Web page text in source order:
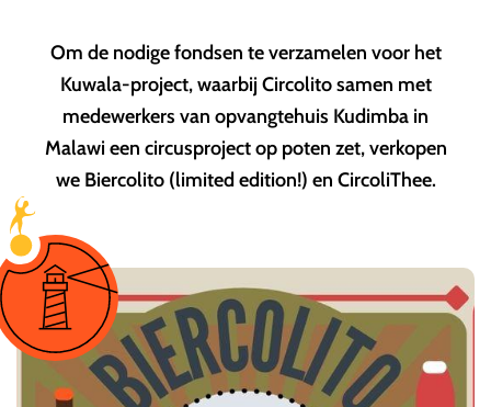
Om de nodige fondsen te verzamelen voor het
Kuwala-project, waarbij Circolito samen met
medewerkers van opvangtehuis Kudimba in
Malawi een circusproject op poten zet, verkopen
we Biercolito (limited edition!) en CircoliThee.